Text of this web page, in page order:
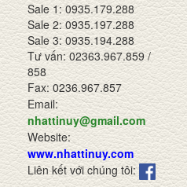
Sale 1: 0935.179.288
Sale 2: 0935.197.288
Sale 3: 0935.194.288
Tư vấn: 02363.967.859 /
858
Fax: 0236.967.857
Email:
nhattinuy@gmail.com
Website:
www.nhattinuy.com
Liên kết với chúng tôi: